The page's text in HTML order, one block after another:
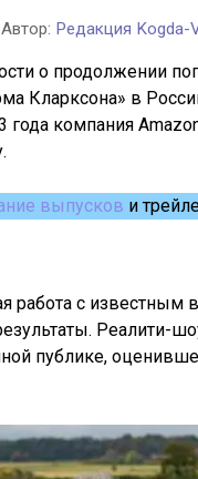
Автор: Редакция Kogda-
о продолжении
Кларксона» в
года компания
выпусков и
работа с известным
Реалити-
публике,